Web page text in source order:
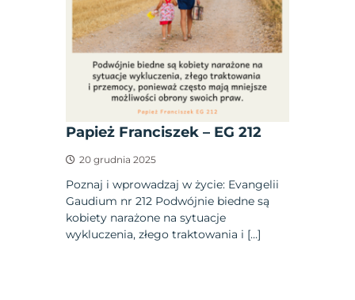
Papież Franciszek – EG 212
20 grudnia 2025
Poznaj i wprowadzaj w życie: Evangelii
Gaudium nr 212 Podwójnie biedne są
kobiety narażone na sytuacje
wykluczenia, złego traktowania i […]